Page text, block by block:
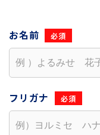
お名前
フリガナ